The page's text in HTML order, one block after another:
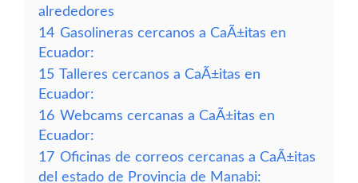
alrededores
14 Gasolineras cercanos a CaÃ±itas en
Ecuador:
15 Talleres cercanos a CaÃ±itas en
Ecuador:
16 Webcams cercanas a CaÃ±itas en
Ecuador:
17 Oficinas de correos cercanas a CaÃ±itas
del estado de Provincia de Manabi: